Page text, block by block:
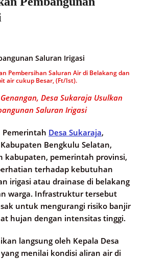
Pembersihan Saluran Air di Belakang dan
air cukup Besar, (Ft/Ist).
Desa Sukaraja Usulkan
Saluran Irigasi
Pemerintah Desa Sukaraja,
Bengkulu Selatan,
kabupaten, pemerintah provinsi,
terhadap kebutuhan
irigasi atau drainase di belakang
warga. Infrastruktur tersebut
untuk mengurangi risiko banjir
hujan dengan intensitas tinggi.
langsung oleh Kepala Desa
yang menilai kondisi aliran air di